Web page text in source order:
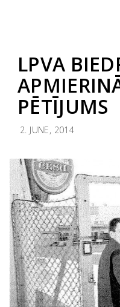
LPVA
PĒTĪJUMS
2. JUNE, 2014